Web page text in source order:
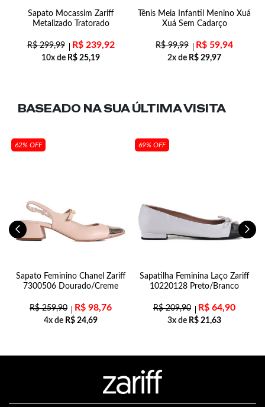
Sapato Mocassim Zariff
Metalizado Tratorado
R$299,99 R$239,92
10x de R$ 25,19
Tênis Meia Infantil Menino Xuá
Xuá Sem Cadarço
R$99,99 R$ 59,94
2x de R$ 29,97
BASEADO NA SUAÚLTIMA VISITA
62% OFF
Sapato Feminino Chanel Zariff
7300506 Dourado/Creme
R$259,90 R$ 98,76
4x de R$ 24,69
69% OFF
Sapatilha Feminina Laço Zariff
10220128 Preto/Branco
R$209,90 R$ 64,90
3x de R$ 21,63